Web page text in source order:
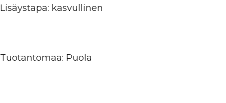
Lisäystapa: kasvullinen
Tuotantomaa: Puola